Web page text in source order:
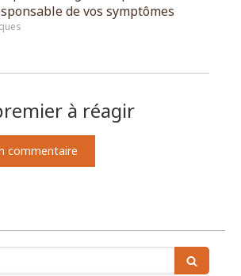
de vos symptômes
à réagir
commentaire